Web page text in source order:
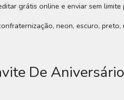
grátis online e enviar sem
neon, escuro,
De